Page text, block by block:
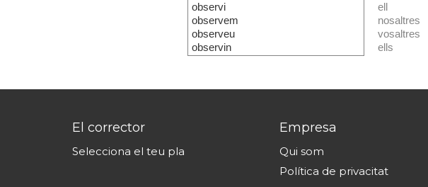
observi
observem
observeu
observin
ell
nosaltres
vosaltres
ells
El corrector
Selecciona el teu pla
Empresa
Qui som
Política de privacitat